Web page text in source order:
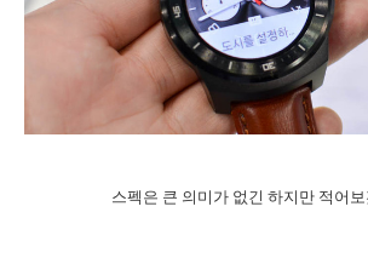
스펙은 큰 의미가 없긴 하지만 적어